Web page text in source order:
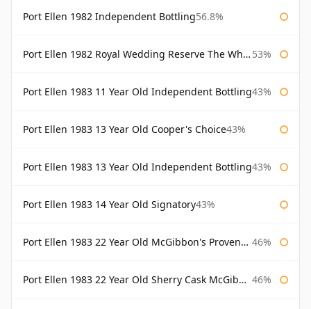
Port Ellen 1982 Independent Bottling56.8%
Port Ellen 1982 Royal Wedding Reserve The Whisky Exchange 53%
Port Ellen 1983 11 Year Old Independent Bottling43%
Port Ellen 1983 13 Year Old Cooper's Choice43%
Port Ellen 1983 13 Year Old Independent Bottling43%
Port Ellen 1983 14 Year Old Signatory43%
Port Ellen 1983 22 Year Old McGibbon's Provenance 46%
Port Ellen 1983 22 Year Old Sherry Cask McGibbon's Provenance 46%